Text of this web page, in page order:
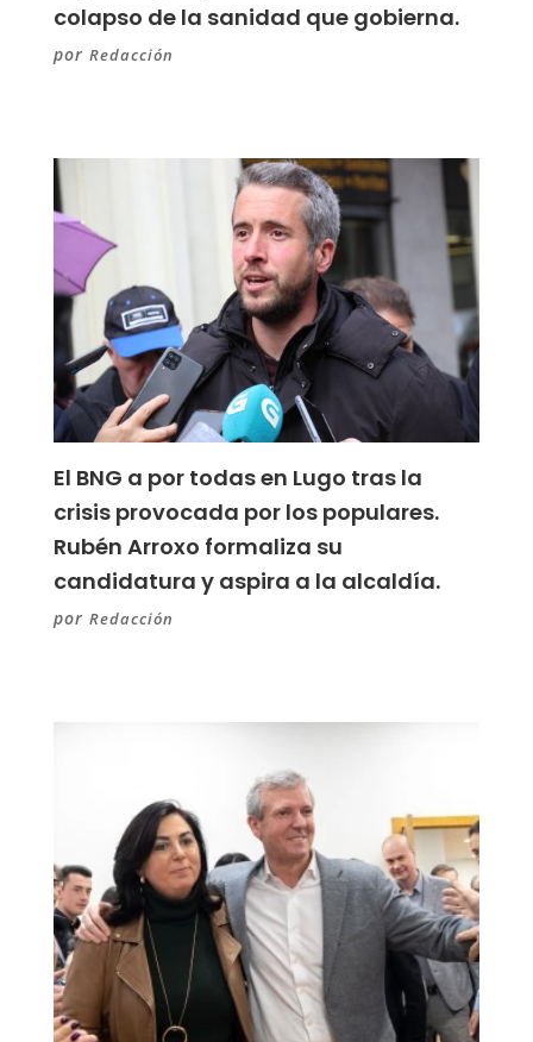
colapso de la sanidad que gobierna.
por Redacción
El BNG a por todas en Lugo tras la
crisis provocada por los populares.
Rubén Arroxo formaliza su
candidatura y aspira a la alcaldía.
por Redacción